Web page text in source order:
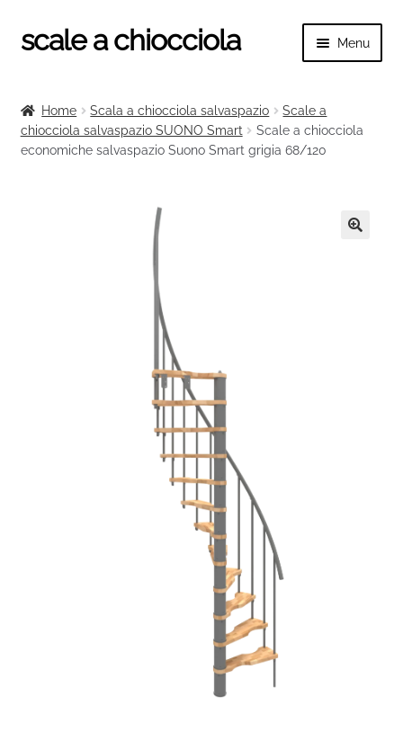
Vai
alla
Vai
al
scale a chiocciola Menu
menu
Tutte le scale
menu
Ringhiere e balaustre
Home Scala a chiocciola salvaspazio
Scale a
chiocciola salvaspazio SUONO Smart
Scale a chiocciola
economiche salvaspazio Suono Smart grigia 68/120